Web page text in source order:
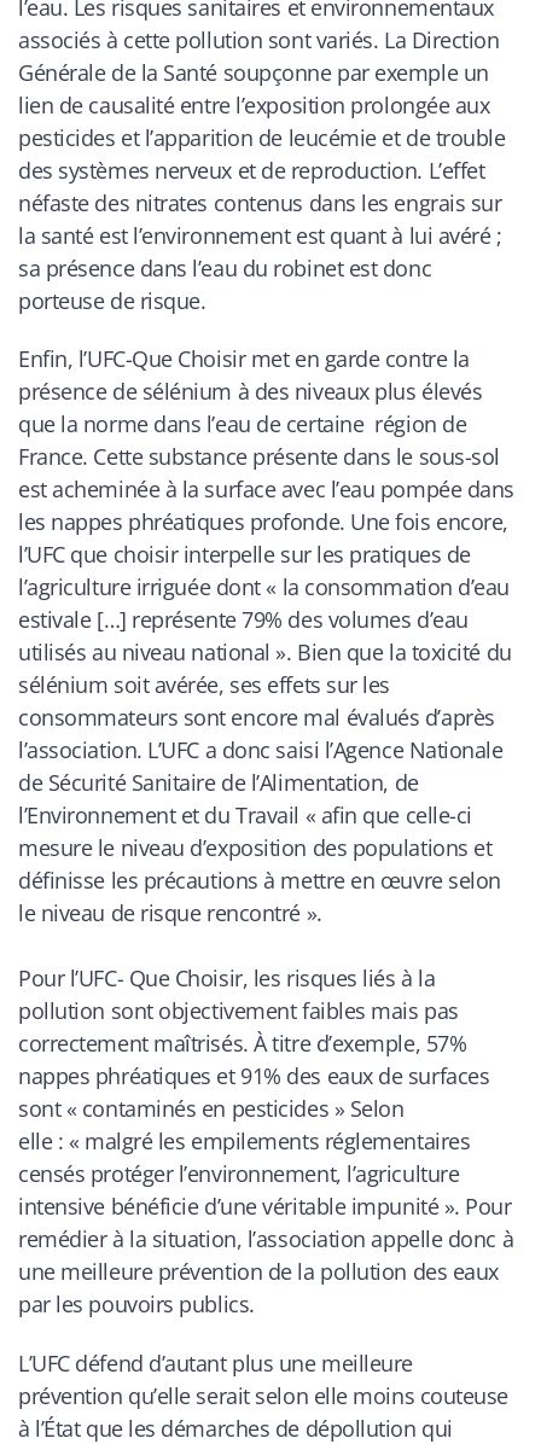
l’eau. Les risques sanitaires et environnementaux
associés à cette pollution sont variés. La Direction
Générale de la Santé soupçonne par exemple un
lien de causalité entre l’exposition prolongée aux
pesticides et l’apparition de leucémie et de trouble
des systèmes nerveux et de reproduction. L’effet
néfaste des nitrates contenus dans les engrais sur
la santé est l’environnement est quant à lui avéré ;
sa présence dans l’eau du robinet est donc
porteuse de risque.
Enfin, l’UFC-Que Choisir met en garde contre la
présence de sélénium à des niveaux plus élevés
que la norme dans l’eau de certaine région de
France. Cette substance présente dans le sous-sol
est acheminée à la surface avec l’eau pompée dans
les nappes phréatiques profonde. Une fois encore,
l’UFC que choisir interpelle sur les pratiques de
l’agriculture irriguée dont « la consommation d’eau
estivale […] représente 79% des volumes d’eau
utilisés au niveau national ». Bien que la toxicité du
sélénium soit avérée, ses effets sur les
consommateurs sont encore mal évalués d’après
l’association. L’UFC a donc saisi l’Agence Nationale
de Sécurité Sanitaire de l’Alimentation, de
l’Environnement et du Travail « afin que celle-ci
mesure le niveau d’exposition des populations et
définisse les précautions à mettre en œuvre selon
le niveau de risque rencontré ».
Pour l’UFC- Que Choisir, les risques liés à la
pollution sont objectivement faibles mais pas
correctement maîtrisés. À titre d’exemple, 57%
nappes phréatiques et 91% des eaux de surfaces
sont « contaminés en pesticides » Selon
elle : « malgré les empilements réglementaires
censés protéger l’environnement, l’agriculture
intensive bénéficie d’une véritable impunité ». Pour
remédier à la situation, l’association appelle donc à
une meilleure prévention de la pollution des eaux
par les pouvoirs publics.
L’UFC défend d’autant plus une meilleure
prévention qu’elle serait selon elle moins couteuse
à l’État que les démarches de dépollution qui